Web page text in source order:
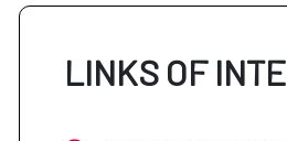
LINKS OF